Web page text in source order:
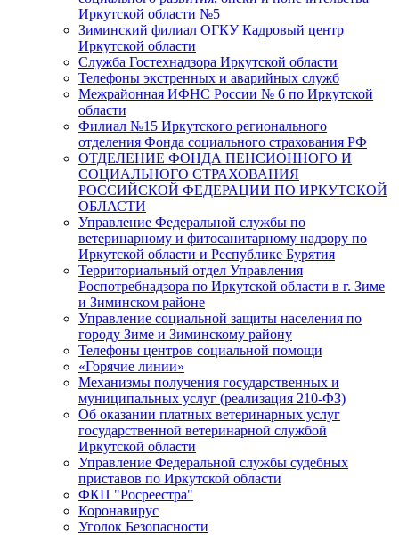
Иркутской области №5
Зиминский филиал ОГКУ Кадровый центр
Иркутской области
Служба Гостехнадзора Иркутской области
Телефоны экстренных и аварийных служб
Межрайонная ИФНС России № 6 по Иркутской
области
Филиал №15 Иркутского регионального
отделения Фонда социального страхования РФ
ОТДЕЛЕНИЕ ФОНДА ПЕНСИОННОГО И
СОЦИАЛЬНОГО СТРАХОВАНИЯ
РОССИЙСКОЙ ФЕДЕРАЦИИ ПО ИРКУТСКОЙ
ОБЛАСТИ
Управление Федеральной службы по
ветеринарному и фитосанитарному надзору по
Иркутской области и Республике Бурятия
Территориальный отдел Управления
Роспотребнадзора по Иркутской области в г. Зиме
и Зиминском районе
Управление социальной защиты населения по
городу Зиме и Зиминскому району
Телефоны центров социальной помощи
«Горячие линии»
Механизмы получения государственных и
муниципальных услуг (реализация 210-ФЗ)
Об оказании платных ветеринарных услуг
государственной ветеринарной службой
Иркутской области
Управление Федеральной службы судебных
приставов по Иркутской области
ФКП "Росреестра"
Коронавирус
Уголок Безопасности